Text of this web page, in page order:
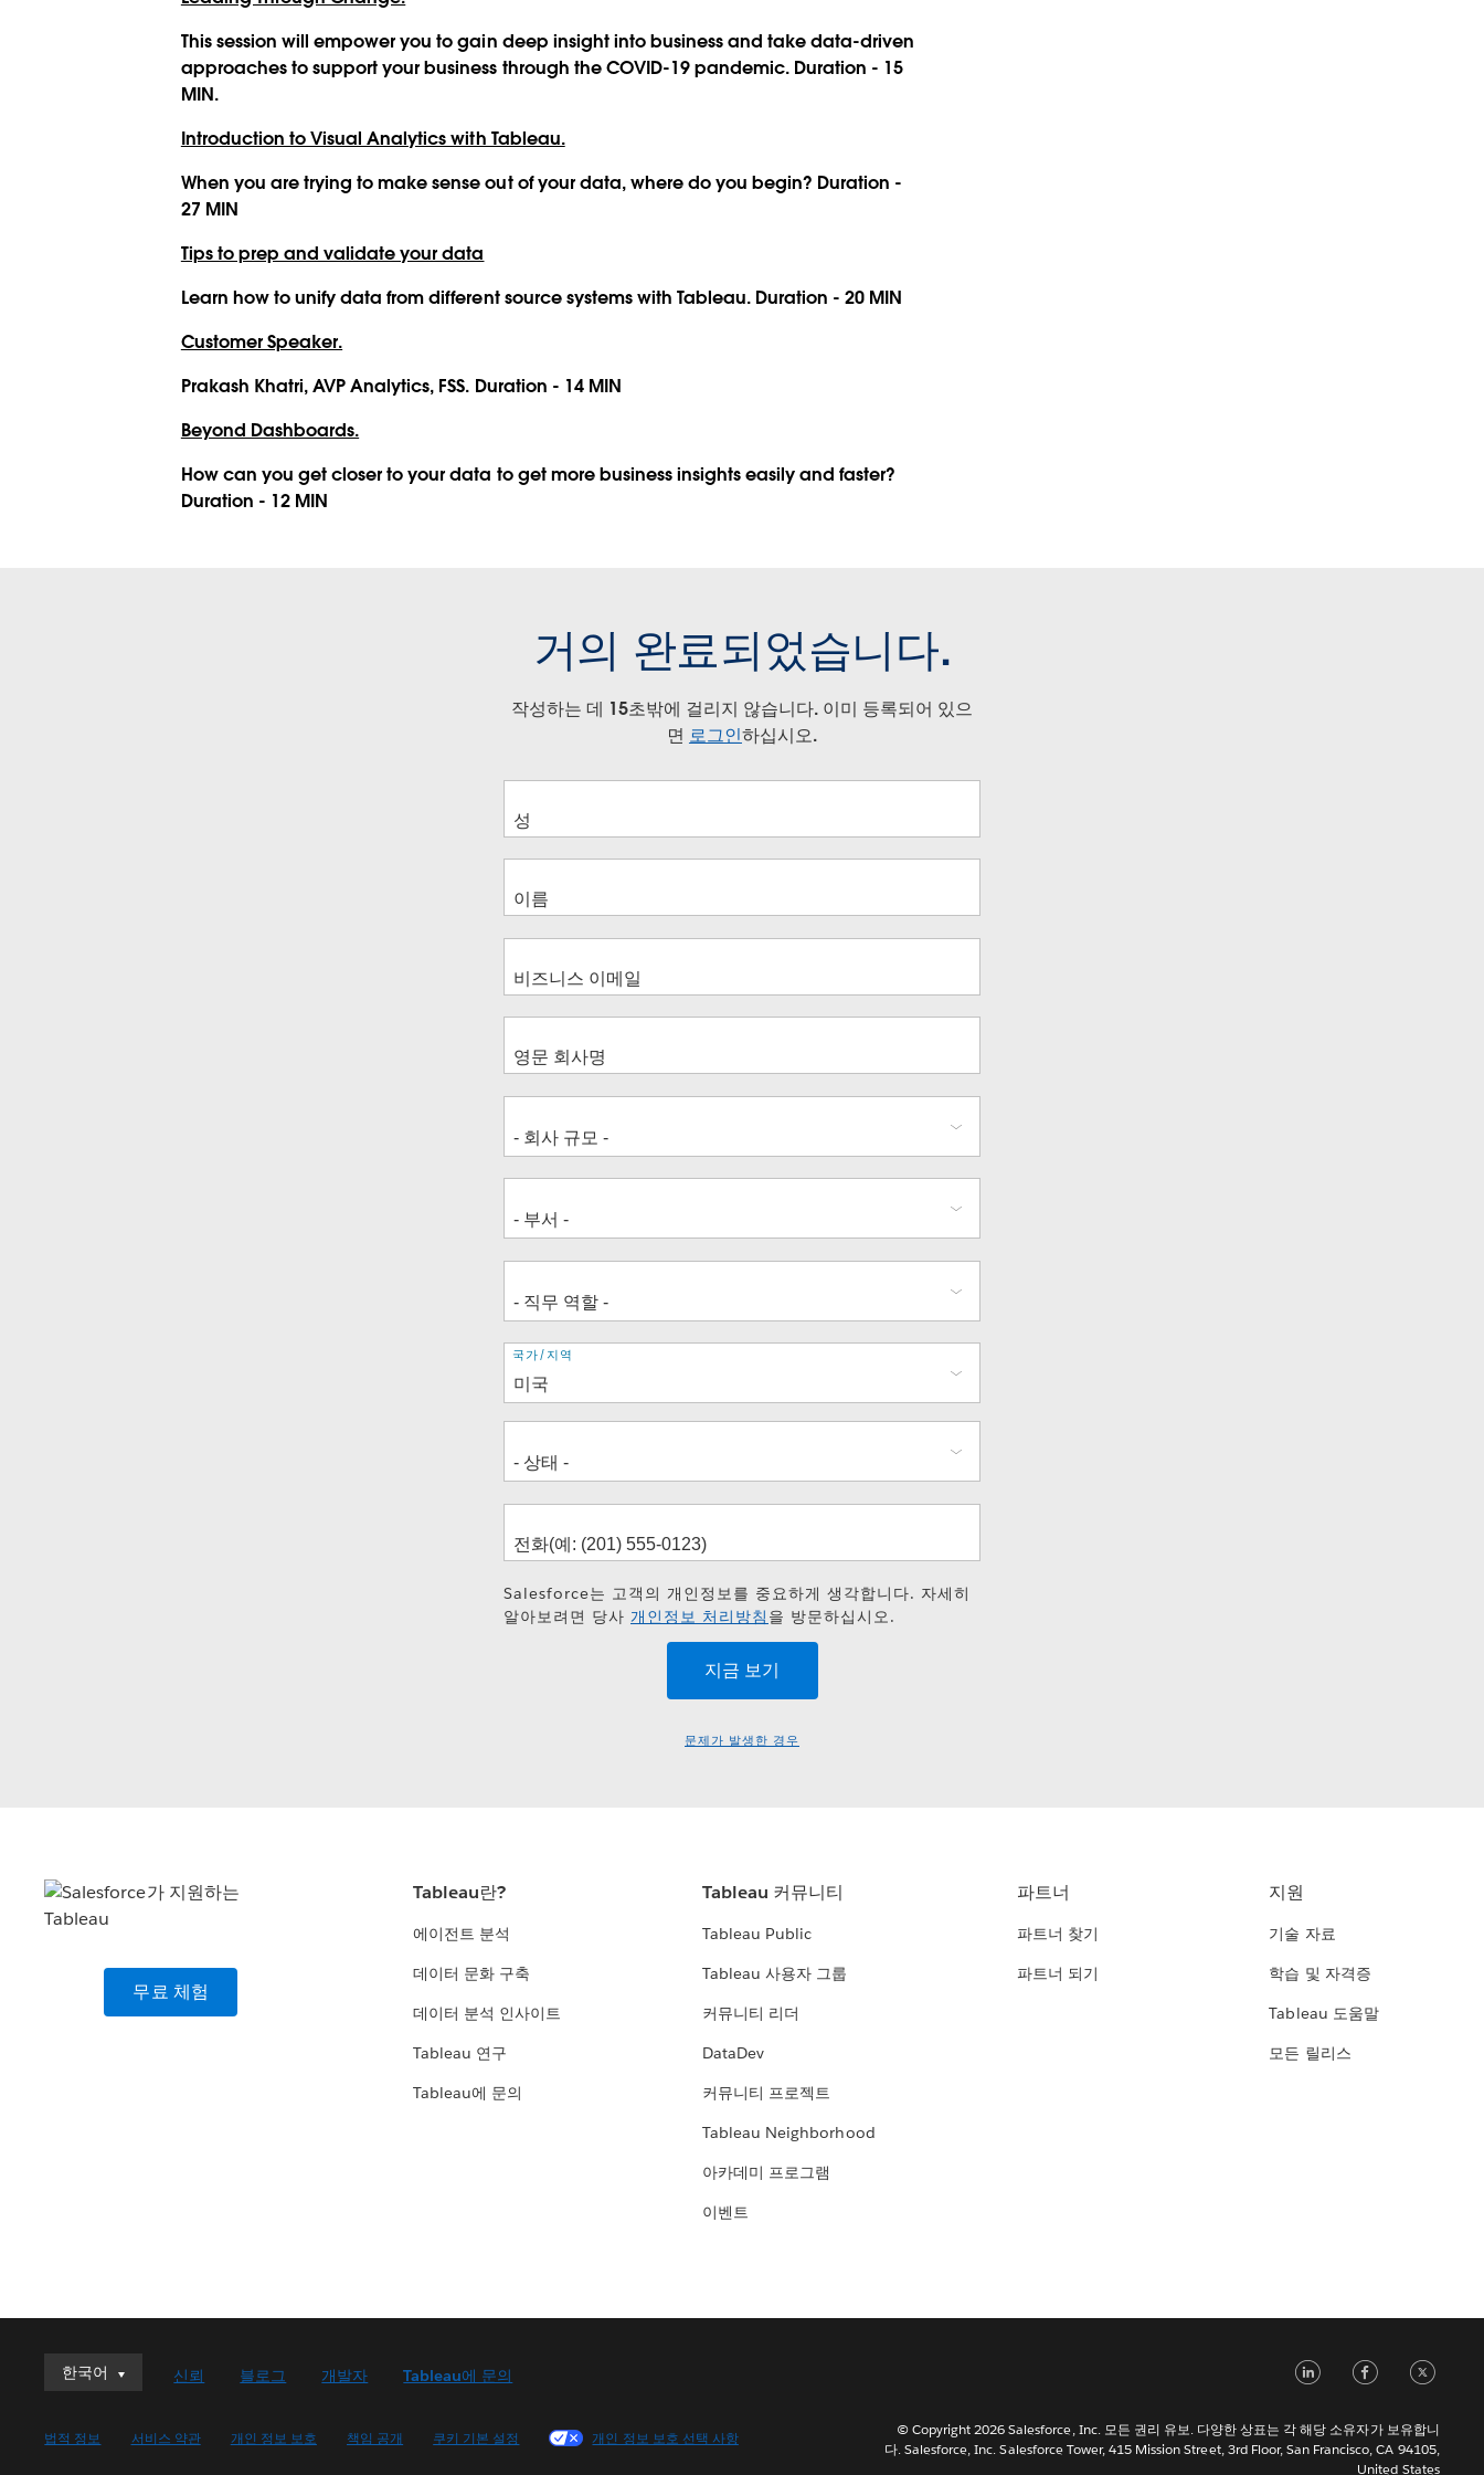
This session will empower you to gain deep insight into business and take data-driven
approaches to support your business through the COVID-19 pandemic. Duration - 15
MIN.
Introduction to Visual Analytics with Tableau.
When you are trying to make sense out of your data, where do you begin? Duration -
27 MIN
Tips to prep and validate your data
Learn how to unify data from different source systems with Tableau. Duration - 20 MIN
Customer Speaker.
Prakash Khatri, AVP Analytics, FSS. Duration - 14 MIN
Beyond Dashboards.
How can you get closer to your data to get more business insights easily and faster?
Duration - 12 MIN
거의 완료되었습니다.
작성하는 데 15초밖에 걸리지 않습니다. 이미 등록되어 있으
면 로그인하십시오.
주
소
국가/지역
Salesforce는 고객의 개인정보를 중요하게 생각합니다. 자세히
알아보려면 당사 개인정보 처리방침 을 방문하십시오.
문제가 발생한 경우
무료 체험
Tableau란?
에이전트 분석
데이터 문화 구축
데이터 분석 인사이트
Tableau 연구
Tableau에 문의
Tableau 커뮤니티
Tableau Public
Tableau 사용자 그룹
커뮤니티 리더
DataDev
커뮤니티 프로젝트
Tableau Neighborhood
아카데미 프로그램
이벤트
파트너
파트너 찾기
파트너 되기
지원
기술 자료
학습 및 자격증
Tableau 도움말
모든 릴리스
한국어
한국어
English (UK)
신뢰 블로그 개발자 Tableau에 문의
법적 정보 서비스 약관 개인 정보 보호 책임 공개 쿠키 기본 설정 개인 정보 보호 선택 사항
LinkedIn
© Copyright 2026 Salesforce, Inc. 모든 권리 유보. 다양한 상표는 각 해당 소유자가 보유합니
다. Salesforce, Inc. Salesforce Tower, 415 Mission Street, 3rd Floor, San Francisco, CA 94105,
United States